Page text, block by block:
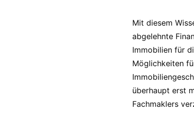
Mit diesem
abgelehnte
Immobilien für
Möglichkeiten
überhaupt erst
Fachmaklers